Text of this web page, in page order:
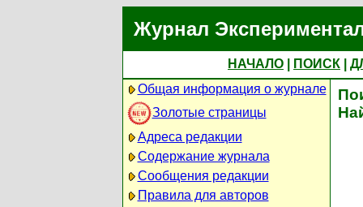
Журнал
НАЧАЛО ПОИСК
Общая информация о журнале
Золотые страницы
Адреса редакции
Содержание журнала
Сообщения редакции
Правила для авторов